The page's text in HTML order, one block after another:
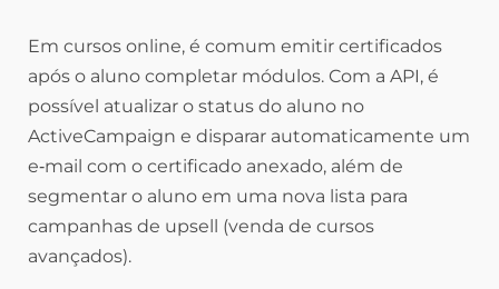
Em cursos online, é comum emitir certificados
após o aluno completar módulos. Com a API, é
possível atualizar o status do aluno no
ActiveCampaign e disparar automaticamente um
e‑mail com o certificado anexado, além de
segmentar o aluno em uma nova lista para
campanhas de upsell (venda de cursos
avançados).